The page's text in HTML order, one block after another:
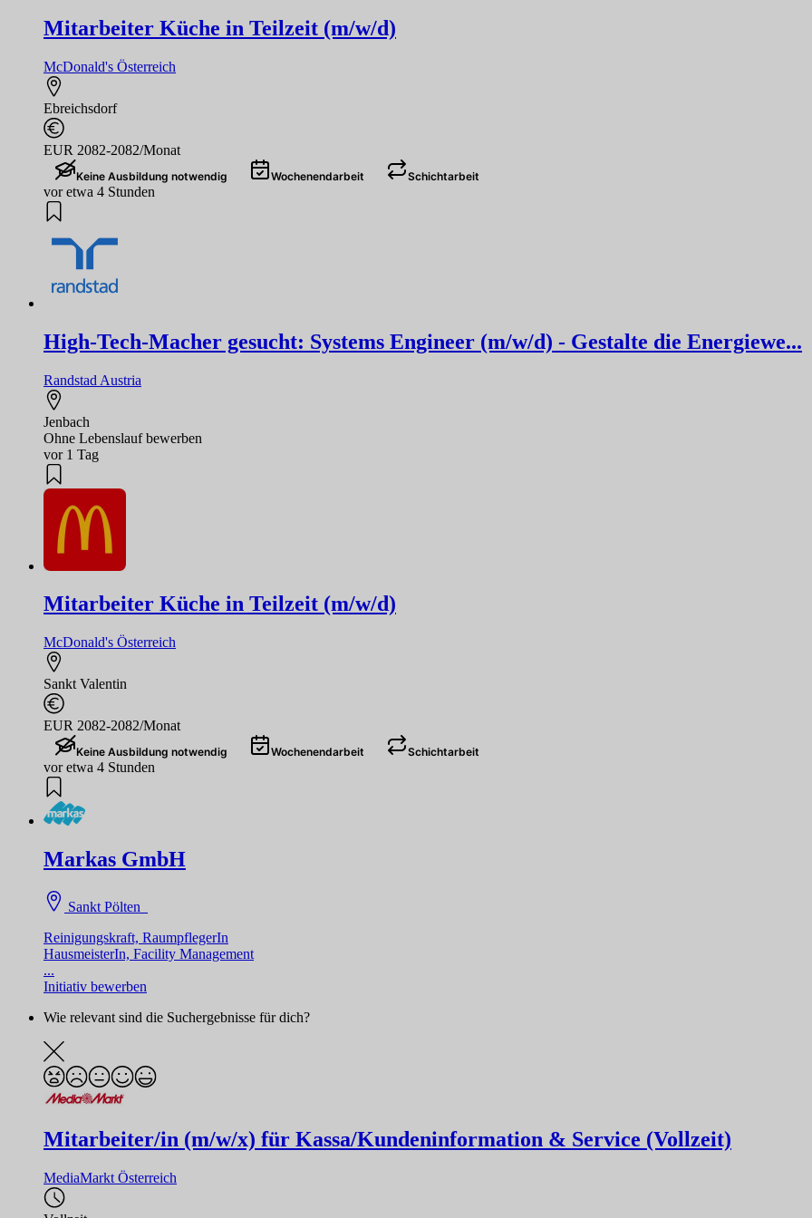
Mitarbeiter Küche in Teilzeit (m/w/d)
McDonald's Österreich
Ebreichsdorf
EUR 2082-2082/Monat
Keine Ausbildung notwendig Wochenendarbeit Schichtarbeit
vor etwa 4 Stunden
High-Tech-Macher gesucht: Systems Engineer (m/w/d) - Gestalte die Energiewe...
Randstad Austria
Jenbach
Ohne Lebenslauf bewerben
vor 1 Tag
Mitarbeiter Küche in Teilzeit (m/w/d)
McDonald's Österreich
Sankt Valentin
EUR 2082-2082/Monat
Keine Ausbildung notwendig Wochenendarbeit Schichtarbeit
vor etwa 4 Stunden
Markas GmbH
Sankt Pölten
Reinigungskraft, RaumpflegerIn
HausmeisterIn, Facility Management
...
Initiativ bewerben
Wie relevant sind die Suchergebnisse für dich?
Mitarbeiter/in (m/w/x) für Kassa/Kundeninformation & Service (Vollzeit)
MediaMarkt Österreich